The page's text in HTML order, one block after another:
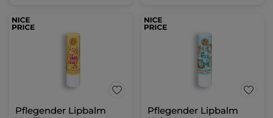
Pflegender Lipbalm
Pflegender Lipbalm